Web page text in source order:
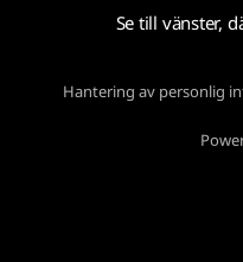
Se till vänster,
Hantering av personlig